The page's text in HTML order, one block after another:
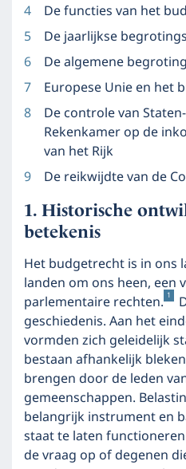
De functies van het
De jaarlijkse
De algemene
Europese Unie en het
De controle van
Rekenkamer op de
van het Rijk
De reikwijdte van de
Historische
betekenis
Het budgetrecht is in ons
landen om ons heen, een
parlementaire rechten. 1
geschiedenis. Aan het
vormden zich geleidelijk
bestaan afhankelijk
brengen door de leden
gemeenschappen.
belangrijk instrument en
staat te laten
de vraag op of degenen